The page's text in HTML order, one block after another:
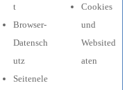
t
Browser-
Datensch
utz
Seitenele
Cookies
und
Websited
aten